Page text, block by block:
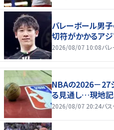
バレーボール男
切符がかかるアジ
2026/08/07 10:08バレ
NBAの2026－27
る見通し…現地
2026/08/07 20:24バス